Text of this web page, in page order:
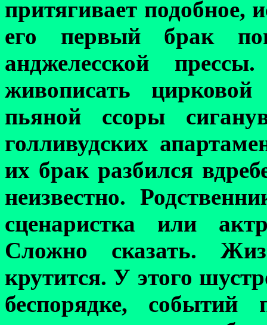
притягивает подобное,
его первый брак
анджелесской
живописать
пьяной ссоры
голливудских
их брак разбился
неизвестно.
сценаристка или
Сложно сказать.
крутится. У этого
беспорядке,